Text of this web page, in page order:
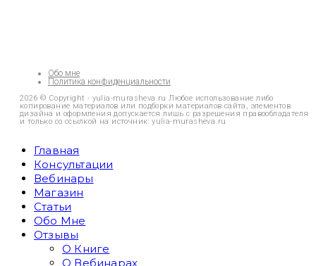
Обо мне
Политика конфиденциальности
2026 © Copyright - yulia-murasheva.ru Любое использование либо
копирование материалов или подборки материалов сайта, элементов
дизайна и оформления допускается лишь с разрешения правообладателя
и только со ссылкой на источник: yulia-murasheva.ru
Главная
Консультации
Вебинары
Магазин
Статьи
Обо Мне
Отзывы
О Книге
О Вебинарах